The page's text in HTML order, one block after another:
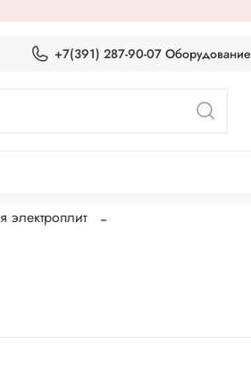
+7(391) 287-90-07 Оборудование
электроплит